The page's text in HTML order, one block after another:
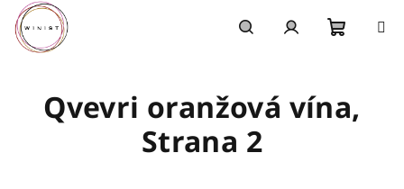
Přejít
na
obsah
košík
Qvevri oranžová vína,
Strana 2